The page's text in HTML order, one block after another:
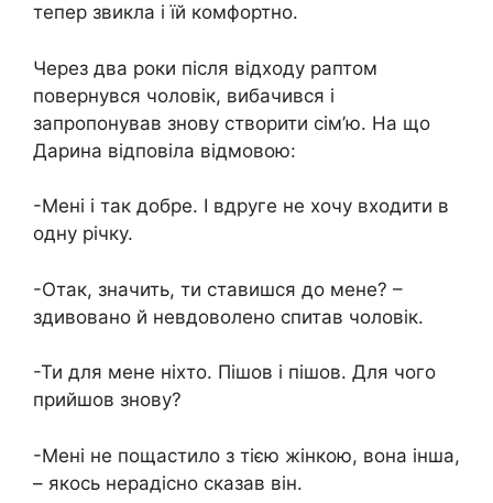
тепер звикла і їй комфортно.
Через два роки після відходу раптом
повернувся чоловік, вибачився і
запропонував знову створити сім’ю. На що
Дарина відповіла відмовою:
-Мені і так добре. І вдруге не хочу входити в
одну річку.
-Отак, значить, ти ставишся до мене? –
здивовано й невдоволено спитав чоловік.
-Ти для мене ніхто. Пішов і пішов. Для чого
прийшов знову?
-Мені не пощастило з тією жінкою, вона інша,
– якось нерадісно сказав він.